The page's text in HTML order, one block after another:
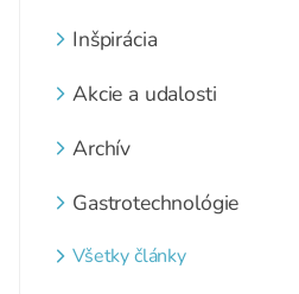
Inšpirácia
Akcie a udalosti
Archív
Gastrotechnológie
Všetky články